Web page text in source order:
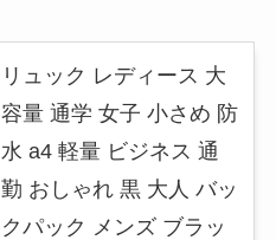
リュック レディース 大
容量 通学 女子 小さめ 防
水 a4 軽量 ビジネス 通
勤 おしゃれ 黒 大人 バッ
クパック メンズ ブラッ